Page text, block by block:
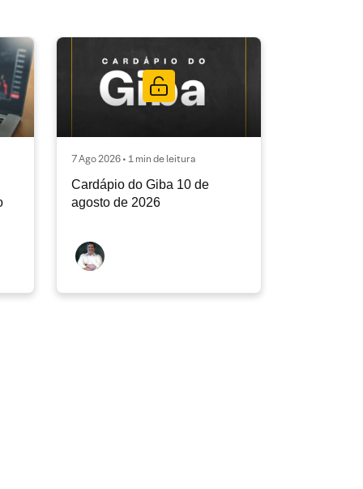
7 Ago 2026 • 1 min de leitura
Cardápio do Giba 10 de
agosto de 2026